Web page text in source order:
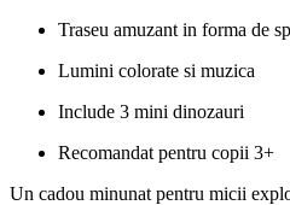
Traseu amuzant in forma de
Lumini colorate si muzica
Include 3 mini dinozauri
Recomandat pentru copii 3+
Un cadou minunat pentru micii